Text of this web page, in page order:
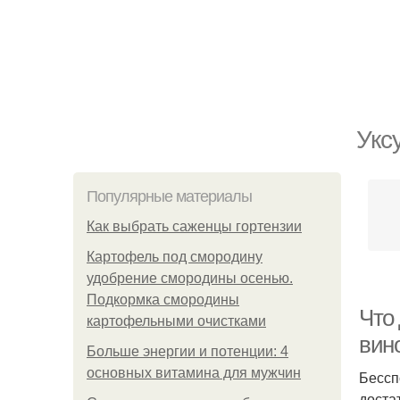
Популярные материалы
Как выбрать саженцы гортензии
Картофель под смородину
удобрение смородины осенью.
Подкормка смородины
картофельными очистками
Больше энергии и потенции: 4
основных витамина для мужчин